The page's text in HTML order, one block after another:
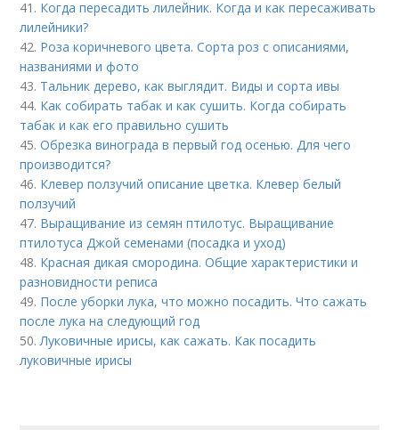
41. Когда пересадить лилейник. Когда и как пересаживать
лилейники?
42. Роза коричневого цвета. Сорта роз с описаниями,
названиями и фото
43. Тальник дерево, как выглядит. Виды и сорта ивы
44. Как собирать табак и как сушить. Когда собирать
табак и как его правильно сушить
45.Обрезка винограда в первый год осенью. Для чего
производится?
46. Клевер ползучий описание цветка. Клевер белый
ползучий
47. Выращивание из семян птилотус. Выращивание
птилотуса Джой семенами (посадка и уход)
48. Красная дикая смородина. Общие характеристики и
разновидности реписа
49. После уборки лука, что можно посадить. Что сажать
после лука на следующий год
50.Луковичные ирисы, как сажать. Как посадить
луковичные ирисы